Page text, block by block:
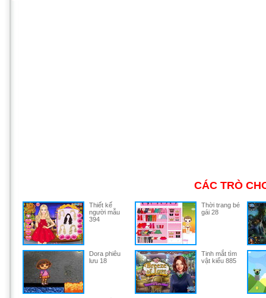
CÁC TRÒ
Thiết kế
người mẫu
394
Thời trang bé
gái 28
Dora phiêu
lưu 18
Tinh mắt tìm
vật kiểu 885